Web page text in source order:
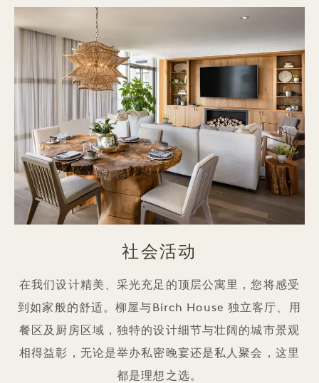
社会活动
在我们设计精美、采光充足的顶层公寓里，您将感受
到如家般的舒适。柳屋与Birch House 独立客厅、用
餐区及厨房区域，独特的设计细节与壮阔的城市景观
相得益彰，无论是举办私密晚宴还是私人聚会，这里
都是理想之选。